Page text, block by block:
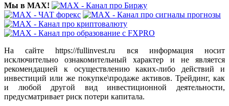
Мы в MAX!
На сайте https://fullinvest.ru вся информация носит
исключительно ознакомительный характер и не является
рекомендацией к осуществлению каких-либо действий и
инвестиций или же покупке\продаже активов. Трейдинг, как
и любой другой вид инвестиционной деятельности,
предусматривает риск потери капитала.